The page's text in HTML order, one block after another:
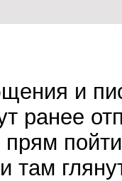
и
ранее
прям
там